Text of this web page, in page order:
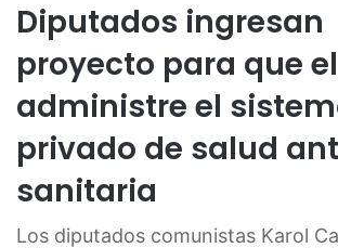
Diputados ingresan
proyecto para que
administre el
privado de salud
sanitaria
Los diputados comunistas Karol